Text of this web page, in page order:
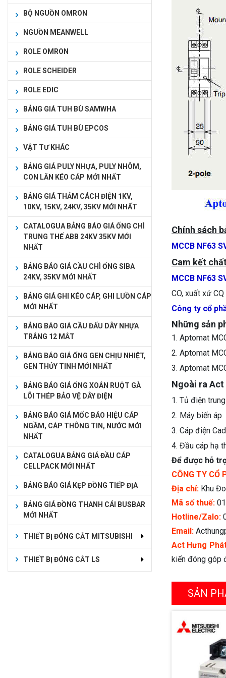
BỘ NGUỒN OMRON
NGUỒN MEANWELL
ROLE OMRON
ROLE SCHEIDER
ROLE EDIC
BẢNG GIÁ TUH BÙ SAMWHA
BẢNG GIÁ TUH BÙ EPCOS
VẬT TƯ KHÁC
BẢNG GIÁ PULY NHỰA, PULY NHÔM,
CON LĂN KÉO CÁP MỚI NHẤT
BẢNG GIÁ THẢM CÁCH ĐIỆN 1KV,
10KV, 15KV, 24KV, 35KV MỚI NHẤT
CATALOGUA BẢNG BÁO GIÁ ỐNG CHÌ
TRUNG THẾ ABB 24KV 35KV MỚI
NHẤT
BẢNG BÁO GIÁ CẦU CHÌ ỐNG SIBA
24KV, 35KV MỚI NHẤT
BẢNG GIÁ GHI KÉO CÁP, GHI LUỒN CÁP
MỚI NHẤT
BẢNG BÁO GIÁ CẦU ĐẤU DÂY NHỰA
TRẮNG 12 MẮT
BẢNG BÁO GIÁ ỐNG GEN CHỊU NHIỆT,
GEN THỦY TINH MỚI NHẤT
BẢNG BÁO GIÁ ỐNG XOẮN RUỘT GÀ
LÕI THÉP BẢO VỆ DÂY ĐIỆN
BẢNG BÁO GIÁ MỐC BÁO HIỆU CÁP
NGẦM, CÁP THÔNG TIN, NƯỚC MỚI
NHẤT
CATALOGUA BẢNG GIÁ ĐẦU CÁP
CELLPACK MỚI NHẤT
BẢNG BÁO GIÁ KẸP ĐỒNG TIẾP ĐỊA
BẢNG GIÁ ĐỒNG THANH CÁI BUSBAR
MỚI NHẤT
THIẾT BỊ ĐÓNG CẮT MITSUBISHI
THIẾT BỊ ĐÓNG CẮT LS
Chính sách
MCCB NF63
Cam kết
MCCB NF63
CO, xuất xứ
Công ty cổ
Những sản
1. Aptomat
2. Aptomat
3. Aptomat
Ngoài ra Act
1. Tủ điện
2. Máy biến
3. Cáp điện
4. Đầu cáp hạ
Để được hỗ
CÔNG TY CỔ
Địa chỉ: Khu
Mã số thuế:
Hotline/Zalo:
Email:
Act Hưng
kiến đóng góp
SẢN